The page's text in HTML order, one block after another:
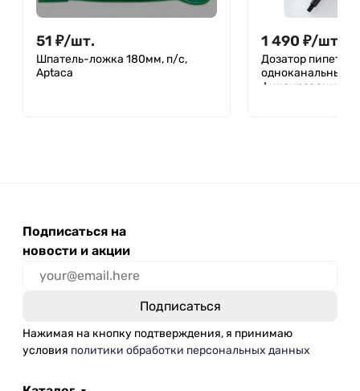
51 ₽/шт.
Шпатель-ложка 180мм, п/с,
Aptaca
1 490 ₽/шт.
Дозатор
одноканальный,
фиксированный
Подписаться на
новости и акции
Нажимая на кнопку подтверждения, я принимаю
условия политики обработки персональных данных